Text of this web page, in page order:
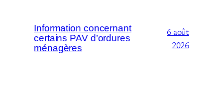
Information concernant
certains PAV d’ordures
ménagères
6 août
2026